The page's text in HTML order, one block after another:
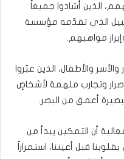
الذين أشادوا جميعاً
النبيل الذي تقدّمه مؤسسة
مواهبهم.
والأطفال، الذين عبّروا
وتجارب ملهمة لأشخاصٍ
أعمق من البصر.
أن التمكين يبدأ من
قبل أعيننا، استمراراً